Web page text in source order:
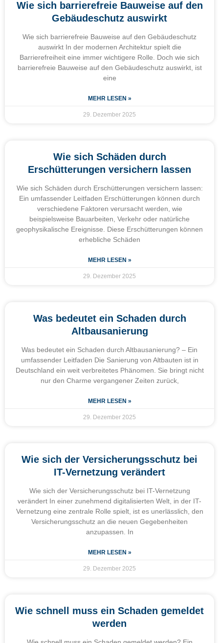
Wie sich barrierefreie Bauweise auf den
Gebäudeschutz auswirkt
Wie sich barrierefreie Bauweise auf den Gebäudeschutz
auswirkt In der modernen Architektur spielt die
Barrierefreiheit eine immer wichtigere Rolle. Doch wie sich
barrierefreie Bauweise auf den Gebäudeschutz auswirkt, ist
eine
MEHR LESEN »
29. Dezember 2025
Wie sich Schäden durch
Erschütterungen versichern lassen
Wie sich Schäden durch Erschütterungen versichern lassen:
Ein umfassender Leitfaden Erschütterungen können durch
verschiedene Faktoren verursacht werden, wie
beispielsweise Bauarbeiten, Verkehr oder natürliche
geophysikalische Ereignisse. Diese Erschütterungen können
erhebliche Schäden
MEHR LESEN »
29. Dezember 2025
Was bedeutet ein Schaden durch
Altbausanierung
Was bedeutet ein Schaden durch Altbausanierung? – Ein
umfassender Leitfaden Die Sanierung von Altbauten ist in
Deutschland ein weit verbreitetes Phänomen. Sie bringt nicht
nur den Charme vergangener Zeiten zurück,
MEHR LESEN »
29. Dezember 2025
Wie sich der Versicherungsschutz bei
IT-Vernetzung verändert
Wie sich der Versicherungsschutz bei IT-Vernetzung
verändert In einer zunehmend digitalisierten Welt, in der IT-
Vernetzung eine zentrale Rolle spielt, ist es unerlässlich, den
Versicherungsschutz an die neuen Gegebenheiten
anzupassen. In
MEHR LESEN »
29. Dezember 2025
Wie schnell muss ein Schaden gemeldet
werden